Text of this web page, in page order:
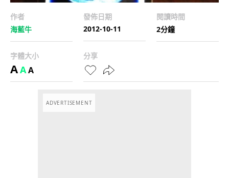
作者
海藍牛
發佈日期
2012-10-11
閱讀時間
2分鐘
字體大小
AAA
分享
ADVERTISEMENT